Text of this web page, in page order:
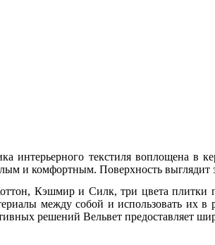
интерьерного текстиля воплощена в
и комфортным. Поверхность
Кэшмир и Силк, три цвета
между собой и использовать
решений Вельвет предоставляет